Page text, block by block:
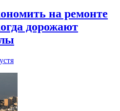
на ремонте
дорожают